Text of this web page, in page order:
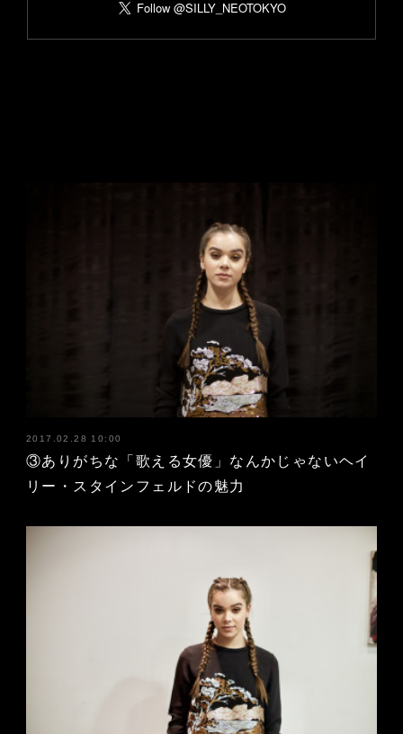
2017.02.28 10:00
③ありがちな「歌える女優」なんかじゃないヘイ
リー・スタインフェルドの魅力